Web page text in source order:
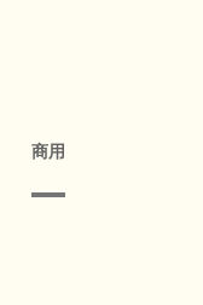
商用